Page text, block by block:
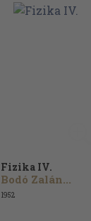
Fizika IV.
Bodó Zalán...
1952